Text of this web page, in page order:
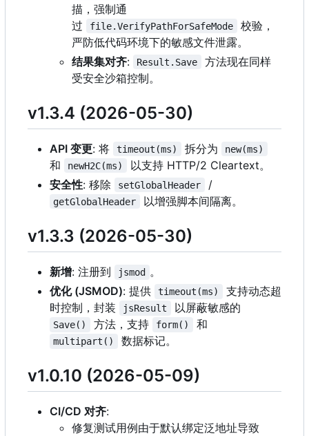
描，强制通
过
file.VerifyPathForSafeMode
校验，
严防低代码环境下的敏感文件泄露。
结果集对齐: Result.Save
方法现在同样
受安全沙箱控制。
v1.3.4 (2026-05-30)
API 变更: 将 timeout(ms) 拆分为 new(ms)
和 newH2C(ms)
以支持 HTTP/2 Cleartext。
安全性: 移除 setGlobalHeader /
getGlobalHeader 以增强脚本间隔离。
v1.3.3 (2026-05-30)
新增: 注册到 jsmod
。
优化 (JSMOD): 提供 timeout(ms)
支持动态超
时控制，封装
jsResult 以屏蔽敏感的
Save() 方法，支持 form() 和
multipart() 数据标记。
v1.0.10 (2026-05-09)
CI/CD 对齐:
修复测试用例由于默认绑定泛地址导致